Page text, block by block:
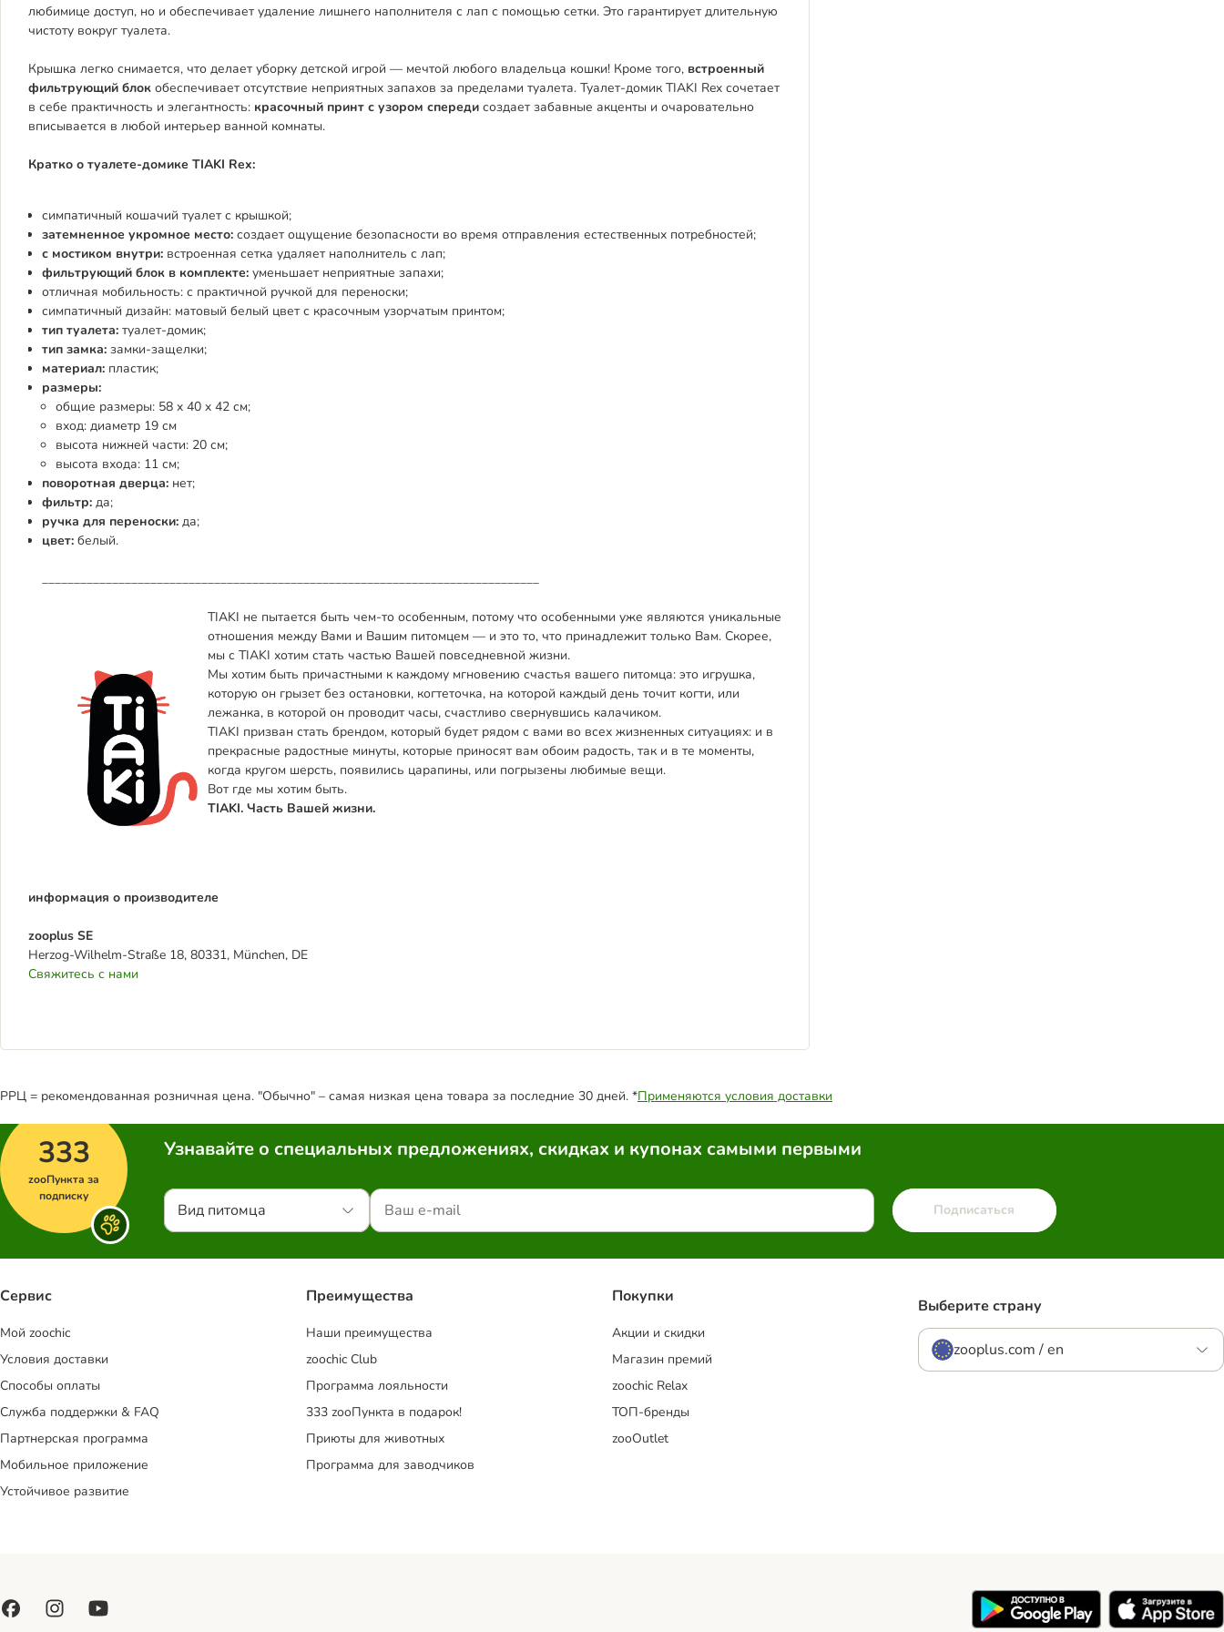
любимице доступ, но и обеспечивает удаление лишнего наполнителя с лап с помощью сетки. Это гарантирует длительную
чистоту вокруг туалета.
Крышка легко снимается, что делает уборку детской игрой — мечтой любого владельца кошки! Кроме того, встроенный
фильтрующий блок обеспечивает отсутствие неприятных запахов за пределами туалета. Туалет-домик TIAKI Rex сочетает
в себе практичность и элегантность: красочный принт с узором спереди создает забавные акценты и очаровательно
вписывается в любой интерьер ванной комнаты.
Кратко о туалете-домике TIAKI Rex:
симпатичный кошачий туалет с крышкой;
затемненное укромное место: создает ощущение безопасности во время отправления естественных потребностей;
с мостиком внутри: встроенная сетка удаляет наполнитель с лап;
фильтрующий блок в комплекте: уменьшает неприятные запахи;
отличная мобильность: с практичной ручкой для переноски;
симпатичный дизайн: матовый белый цвет с красочным узорчатым принтом;
тип туалета: туалет-домик;
тип замка: замки-защелки;
материал: пластик;
размеры:
общие размеры: 58 x 40 x 42 см;
вход: диаметр 19 см
высота нижней части: 20 см;
высота входа: 11 см;
поворотная дверца: нет;
фильтр: да;
ручка для переноски: да;
цвет: белый.
______________________________________________________________________________
TIAKI не пытается быть чем-то особенным, потому что особенными уже являются уникальные
отношения между Вами и Вашим питомцем — и это то, что принадлежит только Вам. Скорее,
мы с TIAKI хотим стать частью Вашей повседневной жизни.
Мы хотим быть причастными к каждому мгновению счастья вашего питомца: это игрушка,
которую он грызет без остановки, когтеточка, на которой каждый день точит когти, или
лежанка, в которой он проводит часы, счастливо свернувшись калачиком.
TIAKI призван стать брендом, который будет рядом с вами во всех жизненных ситуациях: и в
прекрасные радостные минуты, которые приносят вам обоим радость, так и в те моменты,
когда кругом шерсть, появились царапины, или погрызены любимые вещи.
Вот где мы хотим быть.
TIAKI. Часть Вашей жизни.
информация о производителе
zooplus SE
Herzog-Wilhelm-Straße 18, 80331, München, DE
Свяжитесь с нами
РРЦ = рекомендованная розничная цена. "Обычно" – самая низкая цена товара за последние 30 дней. *Применяются условия доставки
333
zooПункта за
подписку
Узнавайте о специальных предложениях, скидках и купонах самыми первыми
Вид питомца Подписаться
Сервис
Mой zoochic
Условия доставки
Способы оплаты
Служба поддержки & FAQ
Партнерская программа
Мобильное приложение
Устойчивое развитие
Преимуществa
Наши преимущества
zoochic Club
Программа лояльности
333 zooПункта в подарок!
Приюты для животных
Программа для заводчиков
Покупки
Акции и скидки
Магазин премий
zoochic Relax
ТОП-бренды
zooOutlet
Выберите страну
zooplus.com / en